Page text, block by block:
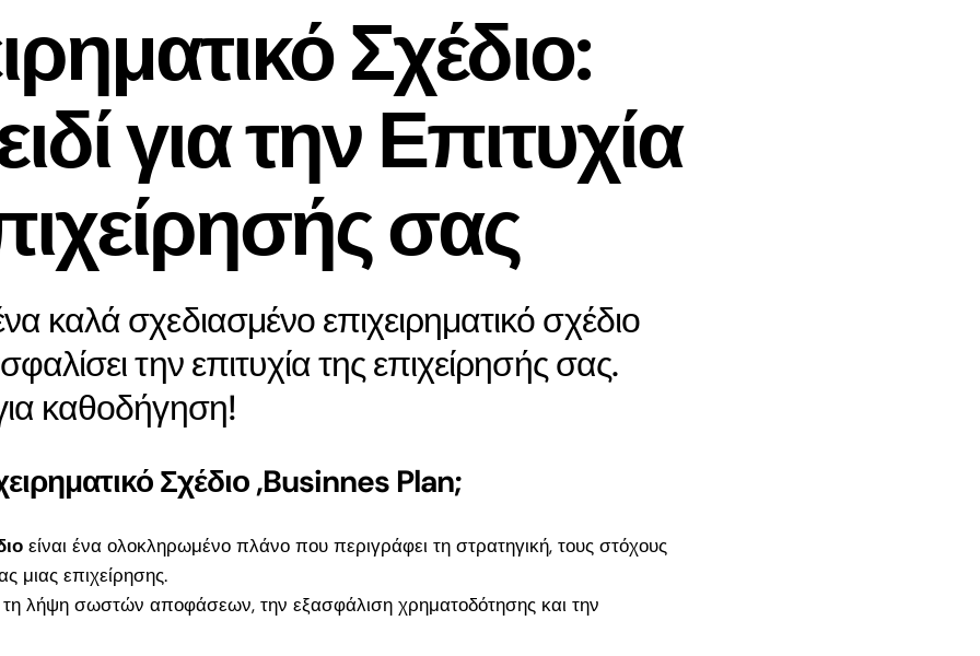
σε
σε
σε
Επενδύσεων
Ο επενδυτικός
υπηρετεί την στρατηγική
ανάπτυξη της εταιρίας να
προβλέπει τις
μελλοντικές της ανάγκες
να προλαμβάνει τις
να υπακούει στις
τακτικές της επιλογές.
Χρηματοδότηση &
Επιχειρήσεις
Η MegaProfit |
Σύμβουλοι Επιχειρήσεων
Διαχείριση ΕΣΠΑ
Το γραφείο μας είναι σε
θέση να ανταπεξέλθει σε
κάθε ζήτημα που αφορά
τον κάθε πελάτη ατομικά,
επιχειρήσεων.
Σχέδιο:
για την Επιτυχία
σας
καλά σχεδιασμένο επιχειρηματικό σχέδιο
την επιτυχία της επιχείρησής σας.
καθοδήγηση!
Σχέδιο ,Businnes Plan;
είναι ένα ολοκληρωμένο πλάνο που περιγράφει τη στρατηγική, τους στόχους
μιας επιχείρησης.
τη λήψη σωστών αποφάσεων, την εξασφάλιση χρηματοδότησης και την